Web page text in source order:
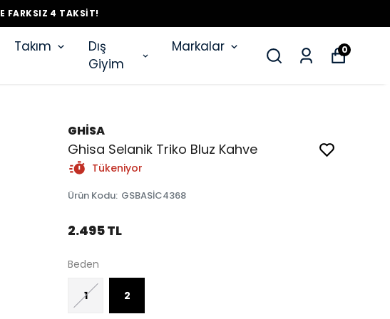
FARKSIZ 4 TAKSIT!
Takım
Dış
Giyim
Markalar 0
GHİSA
Ghisa Selanik Triko Bluz Kahve
Tükeniyor
Ürün Kodu: GSBASİC4368
2.495 TL
Beden
1 2